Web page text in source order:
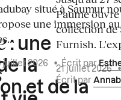
: une
la
et de la
situé à Saumur
une immersion
juillet 2026 •Écrit par
Paume
collection de
Furnish.
21 juillet 2026
Écrit par